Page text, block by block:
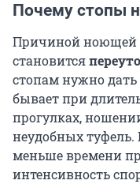
Почему стопы
Причиной ноющей
становится
стопам нужно
бывает при
прогулках,
неудобных туфель.
меньше времени
интенсивность